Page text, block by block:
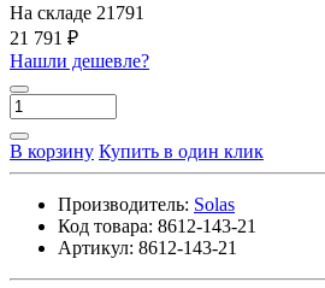
На складе 21791
21 791 ₽
Нашли дешевле?
В корзину Купить в один клик
Производитель: Solas
Код товара: 8612-143-21
Артикул: 8612-143-21